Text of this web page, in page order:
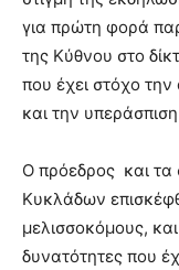
για πρώτη φορά
της Κύθνου στο
που έχει στόχο
και την
Ο πρόεδρος και τα
Κυκλάδων
μελισσοκόμους,
δυνατότητες που